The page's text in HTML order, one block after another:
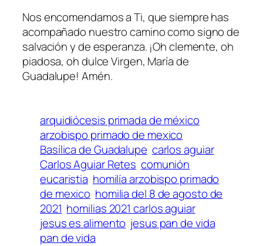
Nos encomendamos a Ti, que siempre has
acompañado nuestro camino como signo de
salvación y de esperanza. ¡Oh clemente, oh
piadosa, oh dulce Virgen, María de
Guadalupe! Amén.
arquidiócesis primada de méxico
arzobispo primado de mexico
Basílica de Guadalupe carlos aguiar
Carlos Aguiar Retes comunión
eucaristia homilía arzobispo primado
de mexico homilia del 8 de agosto de
2021 homilias 2021 carlos aguiar
jesus es alimento jesus pan de vida
pan de vida